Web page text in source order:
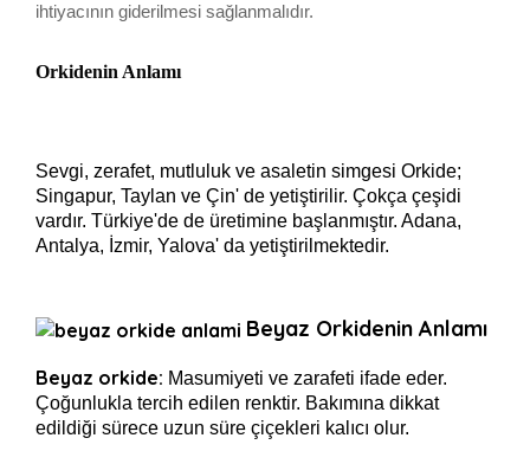
ihtiyacının giderilmesi sağlanmalıdır.
Orkidenin Anlamı
Sevgi, zerafet, mutluluk ve asaletin simgesi Orkide;
Singapur, Taylan ve Çin' de yetiştirilir. Çokça çeşidi
vardır. Türkiye'de de üretimine başlanmıştır. Adana,
Antalya, İzmir, Yalova' da yetiştirilmektedir.
Beyaz Orkidenin Anlamı
Beyaz orkide: Masumiyeti ve zarafeti ifade eder.
Çoğunlukla tercih edilen renktir. Bakımına dikkat
edildiği sürece uzun süre çiçekleri kalıcı olur.